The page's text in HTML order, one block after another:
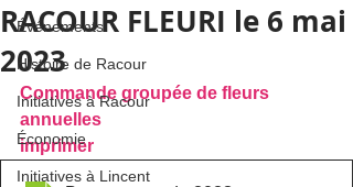
Événements
Histoire de Racour
Initiatives à Racour
Économie
Initiatives à Lincent
RACOUR FLEURI le 6 mai
2023
Commande groupée de fleurs
annuelles
imprimer